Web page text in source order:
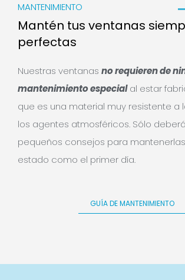
MANTENIMIENTO
Mantén tus ventanas
perfectas
Nuestras ventanas no requieren de
mantenimiento especialal estar
que es una material muy resistente a
los agentes atmosféricos. Sólo
pequeños consejos para
estado como el primer día.
GUÍA DE MANTENIMIENTO